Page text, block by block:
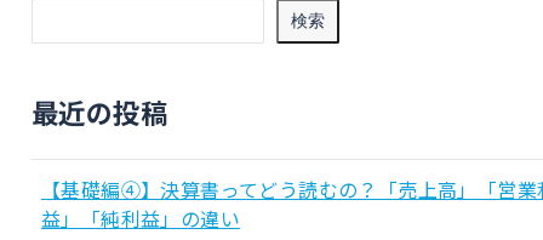
検索
最近の投稿
【基礎編④】決算書ってどう読むの？「売上高」「営業
益」「純利益」の違い